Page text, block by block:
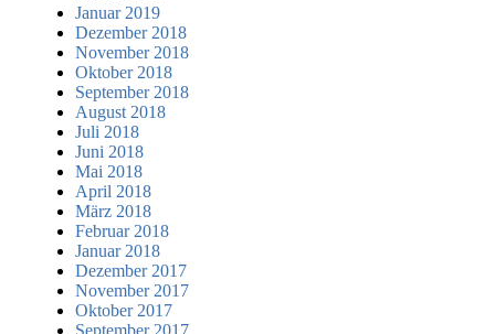
Januar 2019
Dezember 2018
November 2018
Oktober 2018
September 2018
August 2018
Juli 2018
Juni 2018
Mai 2018
April 2018
März 2018
Februar 2018
Januar 2018
Dezember 2017
November 2017
Oktober 2017
September 2017